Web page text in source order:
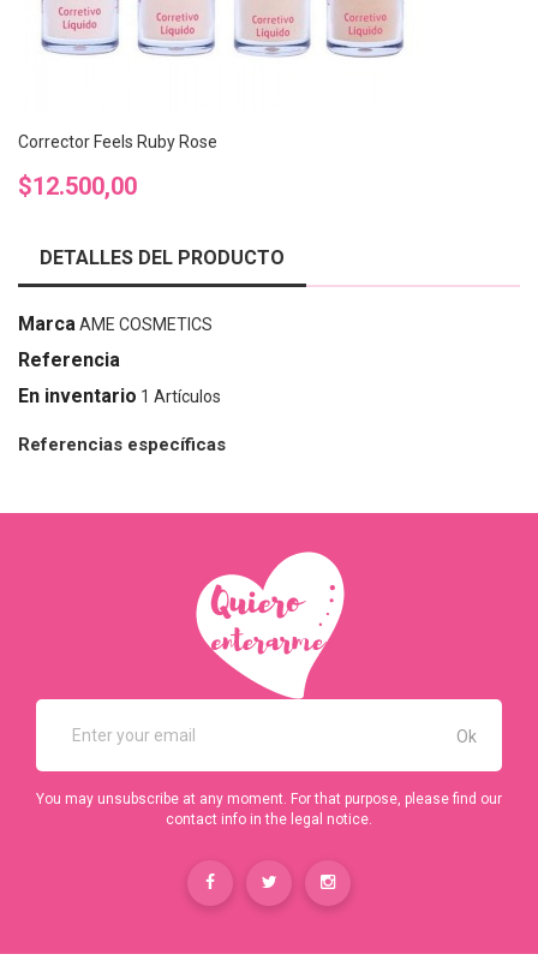
Corrector Feels Ruby Rose
Precio
$12.500,00
DETALLES DEL PRODUCTO
MarcaAME COSMETICS
Referencia
En inventario 1 Artículos
Referencias específicas
You may unsubscribe at any moment. For that purpose, please find our
contact info in the legal notice.